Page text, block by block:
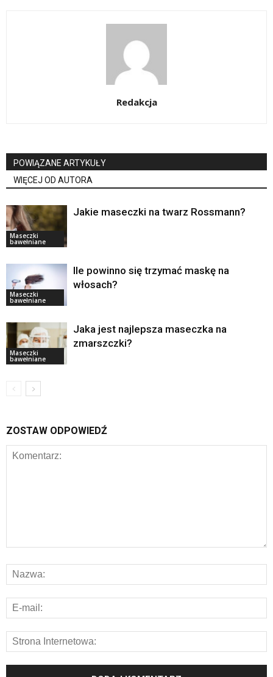
Redakcja
POWIĄZANE ARTYKUŁY
WIĘCEJ OD AUTORA
Maseczki
bawełniane
Jakie maseczki na twarz Rossmann?
Maseczki
bawełniane
Ile powinno się trzymać maskę na
włosach?
Maseczki
bawełniane
Jaka jest najlepsza maseczka na
zmarszczki?
ZOSTAW ODPOWIEDŹ